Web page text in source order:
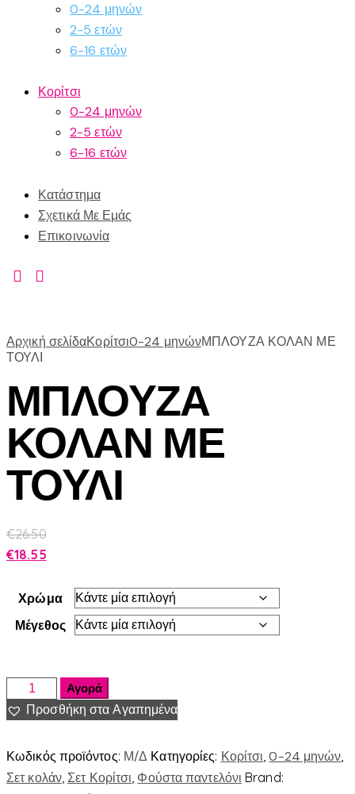
0-24 μηνών
2-5 ετών
6-16 ετών
Κορίτσι
0-24 μηνών
2-5 ετών
6-16 ετών
Κατάστημα
Σχετικά Με Εμάς
Επικοινωνία
Αρχική σελίδαΚορίτσι0-24 μηνώνΜΠΛΟΥΖΑ ΚΟΛΑΝ ΜΕ
ΤΟΥΛΙ
ΜΠΛΟΥΖΑ
ΚΟΛΑΝ ΜΕ
ΤΟΥΛΙ
€26.50
€18.55
Χρώμα
Μέγεθος
Αγορά
Προσθήκη στα Αγαπημένα
Κωδικός προϊόντος: Μ/Δ Κατηγορίες: Κορίτσι,0-24 μηνών,
Σετ κολάν,Σετ Κορίτσι, Φούστα παντελόνι Brand: